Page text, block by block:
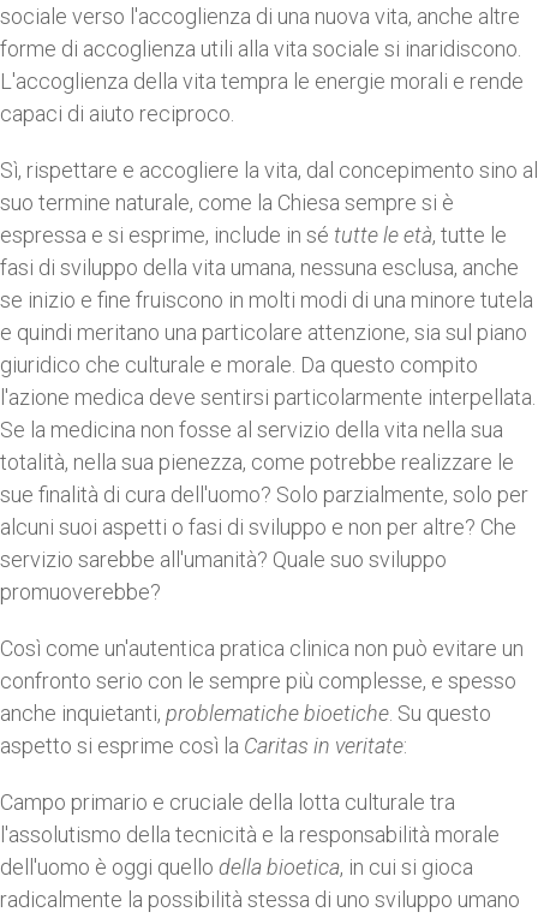
sociale verso l'accoglienza di una nuova vita, anche altre
forme di accoglienza utili alla vita sociale si inaridiscono.
L'accoglienza della vita tempra le energie morali e rende
capaci di aiuto reciproco.
Sì, rispettare e accogliere la vita, dal concepimento sino al
suo termine naturale, come la Chiesa sempre si è
espressa e si esprime, include in sé tutte le età, tutte le
fasi di sviluppo della vita umana, nessuna esclusa, anche
se inizio e fine fruiscono in molti modi di una minore tutela
e quindi meritano una particolare attenzione, sia sul piano
giuridico che culturale e morale. Da questo compito
l'azione medica deve sentirsi particolarmente interpellata.
Se la medicina non fosse al servizio della vita nella sua
totalità, nella sua pienezza, come potrebbe realizzare le
sue finalità di cura dell'uomo? Solo parzialmente, solo per
alcuni suoi aspetti o fasi di sviluppo e non per altre? Che
servizio sarebbe all'umanità? Quale suo sviluppo
promuoverebbe?
Così come un'autentica pratica clinica non può evitare un
confronto serio con le sempre più complesse, e spesso
anche inquietanti, problematichebioetiche . Su questo
aspetto si esprime così la Caritas in veritate:
Campo primario e cruciale della lotta culturale tra
l'assolutismo della tecnicità e la responsabilità morale
dell'uomo è oggi quello della bioetica, in cui si gioca
radicalmente la possibilità stessa di uno sviluppo umano